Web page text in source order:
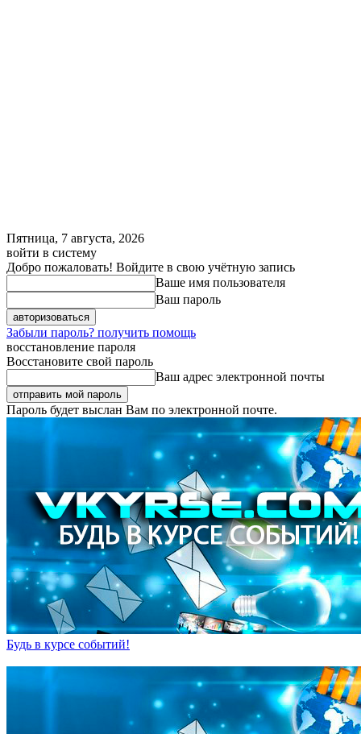
Пятница, 7 августа, 2026
войти в систему
Добро пожаловать! Войдите в свою учётную запись
Ваше имя пользователя
Ваш пароль
Забыли пароль? получить помощь
восстановление пароля
Восстановите свой пароль
Ваш адрес электронной почты
Пароль будет выслан Вам по электронной почте.
Будь в курсе событий!